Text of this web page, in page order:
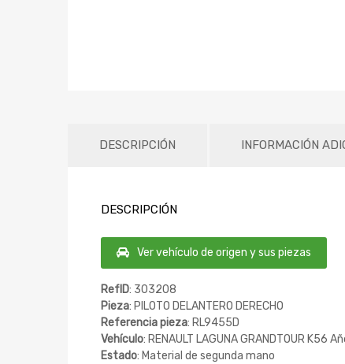
DESCRIPCIÓN INFORMACIÓN
DESCRIPCIÓN
Ver vehículo de origen y sus piezas
RefID: 303208
Pieza: PILOTO DELANTERO DERECHO
Referencia pieza: RL9455D
Vehículo: RENAULT LAGUNA GRANDTOUR K56
Estado: Material de segunda mano